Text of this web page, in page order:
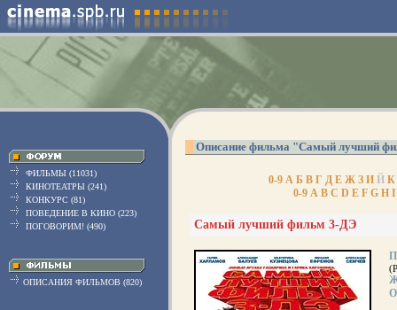
ФИЛЬМЫ (11031)
КИНОТЕАТРЫ (241)
КОНКУРС (81)
ПОВЕДЕНИЕ В КИНО (223)
ПОГОВОРИМ! (490)
ОПИСАНИЯ ФИЛЬМОВ (820)
Описание фильма "Самый лучший
0-9 А Б В Г Д Е Ж З И Й К
0-9 A B C D E F G H I
Самый лучший фильм 3-ДЭ